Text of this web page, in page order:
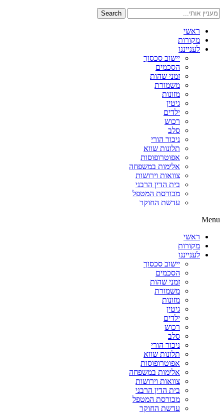
Search
ראשי
מקורות
לענייננו
יישוב סכסוך
הסכמים
זמני שהות
משמורת
מזונות
גיטין
ילדים
רכוש
סלב
ניכור הורי
תלונות שווא
אפוטרופוסות
אלימות במשפחה
צוואות וירושות
בית הדין הרבני
מכורסת המטפל
עדשת החוקר
Menu
ראשי
מקורות
לענייננו
יישוב סכסוך
הסכמים
זמני שהות
משמורת
מזונות
גיטין
ילדים
רכוש
סלב
ניכור הורי
תלונות שווא
אפוטרופוסות
אלימות במשפחה
צוואות וירושות
בית הדין הרבני
מכורסת המטפל
עדשת החוקר